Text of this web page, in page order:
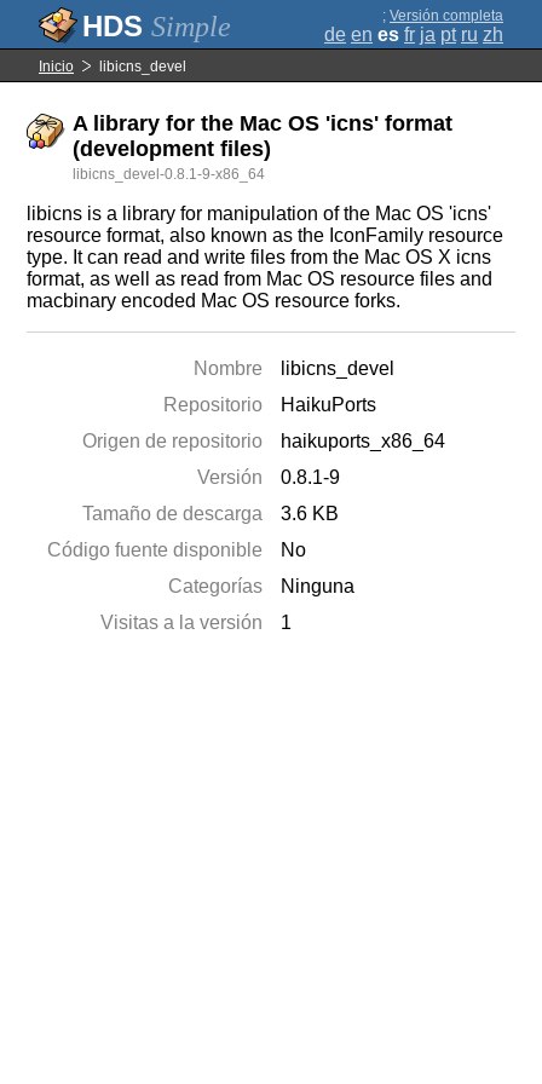
Simple ; Versión completa
de en es fr ja pt ru zh
Inicio libicns_devel
A library for the Mac OS 'icns' format
(development files)
libicns_devel-0.8.1-9-x86_64
libicns is a library for manipulation of the Mac OS 'icns'
resource format, also known as the IconFamily resource
type. It can read and write files from the Mac OS X icns
format, as well as read from Mac OS resource files and
macbinary encoded Mac OS resource forks.
Nombre
libicns_devel
Repositorio
HaikuPorts
Origen de repositorio
haikuports_x86_64
Versión
0.8.1-9
Tamaño de descarga
3.6 KB
Código fuente disponible
No
Categorías
Ninguna
Visitas a la versión
1